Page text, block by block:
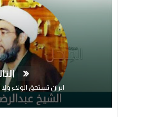
ايران تستحق الولاء